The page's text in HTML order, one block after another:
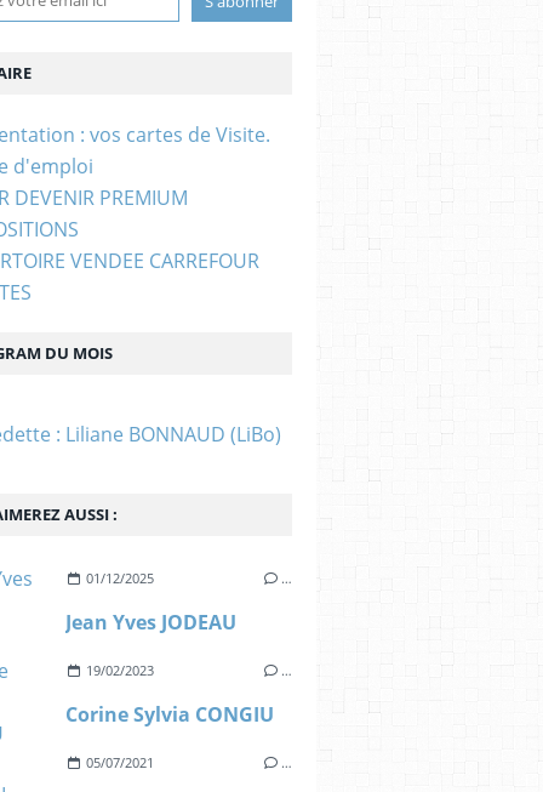
AUSSI :
01/12/2025 …
Jean Yves JODEAU
19/02/2023 …
Corine Sylvia CONGIU
05/07/2021 …
: vos cartes de Visite.
d'emploi
DEVENIR PREMIUM
VENDEE CARREFOUR
DU MOIS
: Liliane BONNAUD (LiBo)